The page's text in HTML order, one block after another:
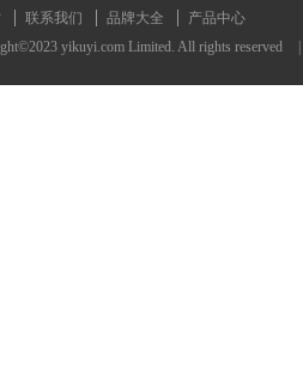
联系我们 品牌大全
产品中心
yikuyi.com Limited. All rights reserved